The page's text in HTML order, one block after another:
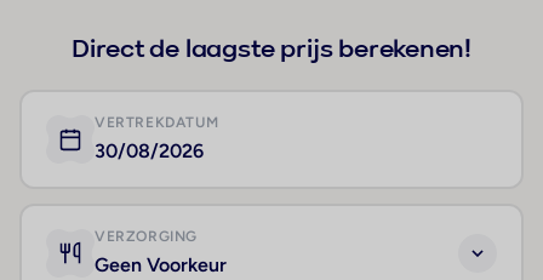
Direct de laagste prijs berekenen!
VERTREKDATUM
30/08/2026
VERZORGING
Geen Voorkeur